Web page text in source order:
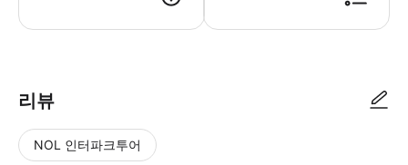
리뷰
NOL 인터파크투어